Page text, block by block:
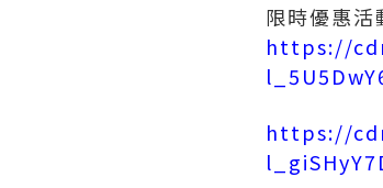
限時優惠活
https://
https://